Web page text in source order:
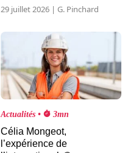
29 juillet 2026 | G. Pinchard
Actualités • 3mn
Célia Mongeot,
l’expérience de